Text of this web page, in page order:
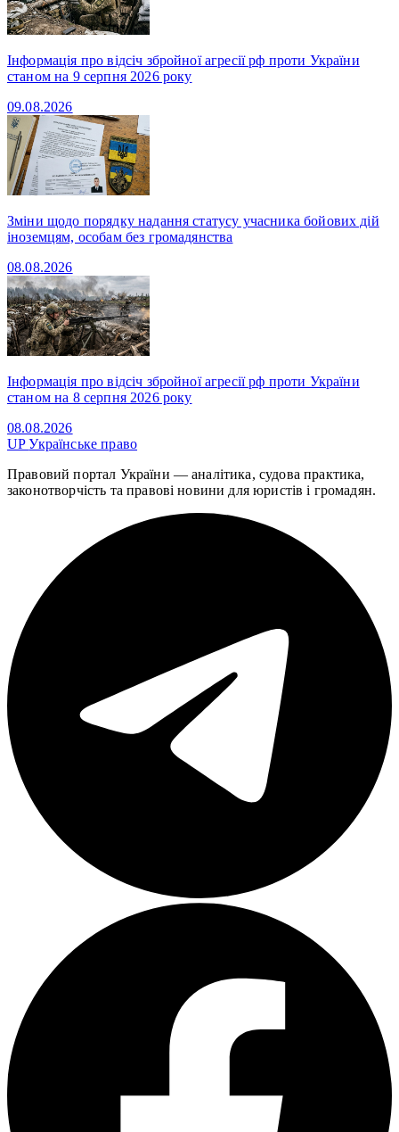
Інформація про відсіч збройної агресії рф проти України
станом на 9 серпня 2026 року
09.08.2026
Зміни щодо порядку надання статусу учасника бойових дій
іноземцям, особам без громадянства
08.08.2026
Інформація про відсіч збройної агресії рф проти України
станом на 8 серпня 2026 року
08.08.2026
UPУкраїнське право
Правовий портал України — аналітика, судова практика,
законотворчість та правові новини для юристів і громадян.